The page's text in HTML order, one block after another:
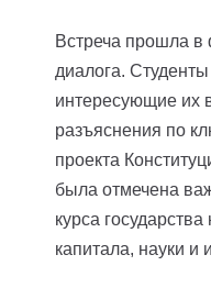
Встреча прошла в
диалога.
интересующие их
разъяснения по
проекта
была отмечена
курса
капитала, науки и